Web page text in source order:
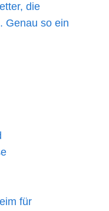
die
Genau so ein
für